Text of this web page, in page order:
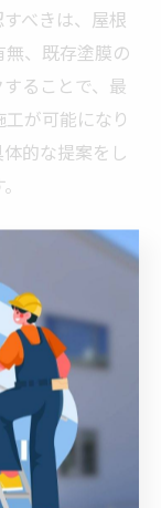
べきは、屋根
、既存塗膜の
ることで、最
が可能になり
的な提案をし
根外壁
、材料費と施
材料費には、
用が含まれま